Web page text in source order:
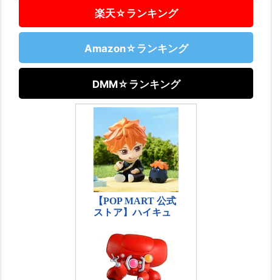
楽天☆ランキング
Amazon☆ランキング
DMM☆ランキング